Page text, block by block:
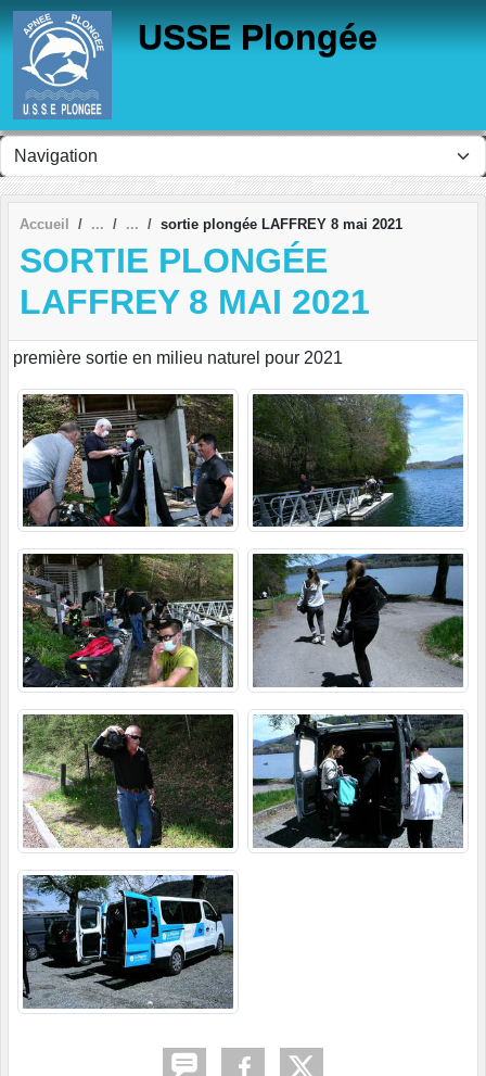
USSE Plongée
Accueil sortie plongée LAFFREY 8 mai 2021
SORTIE PLONGÉE
LAFFREY 8 MAI 2021
première sortie en milieu naturel pour 2021
Panneau de gestion des cookies